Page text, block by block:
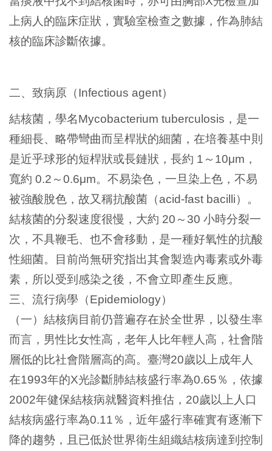
上病人的臨床症狀，實驗室檢查之數據，作為肺結
核的臨床診斷依據。
二、致病原（Infectious agent）
結核菌，學名Mycobacterium tuberculosis ，是一
種細長、略帶彎曲而呈桿狀的細菌，在培養基中則
是近乎球形的短桿狀或長鏈狀，長約 1 ～ 10μm ，
寬約 0.2 ～0.6μm。不易染色，一旦染上色，不易
被強酸脫色，故又稱抗酸菌（acid-fast bacilli）。
結核菌的分裂速度很慢，大約 20 ～ 30 小時分裂一
次，不具鞭毛、也不會移動，是一種好氧性的抗酸
性細菌。目前尚無研究指出其會製造內毒素或外毒
素，所以受到感染之後，不會立即產生反應。
三、流行病學（Epidemiology）
（一）結核病目前仍普遍存在於全世界，以發生率
而言，男性比女性高，老年人比年輕人高，社會階
層低的比社會階層高的高。臺灣20歲以上成年人
在1993年的X光診斷肺結核盛行率為0.65％，依據
2002年健保結核病就醫資料推估， 20歲以上人口
結核病盛行率為0.11％，近年盛行率確實有逐漸下
降的趨勢，且已低於世界衛生組織結核病達到控制